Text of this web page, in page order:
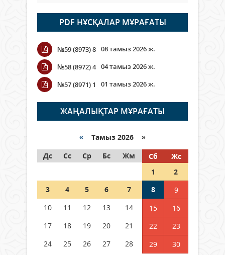
Open Air: Қызылорда облысы
полиция департаменті 20
мыңнан астам көрерменнің
қауіпсіздігін қамтамасыз етті
06 тамыз 2026 ж.
Wi-Fi ҚАБЫРҒА АРҚЫЛЫ ҚАЛАЙ
ӨТЕДІ?
06 тамыз 2026 ж. 263
граждане Казахстана,
05 тамыз 2026 ж. 144
Шетелде жүрген Қазақстан
азаматтары қалай дауыс бере
PDF НҰСҚАЛАР МҰРАҒАТЫ
№59 (8973) 8 08 тамыз 2026 ж.
№58 (8972) 4 04 тамыз 2026 ж.
№57 (8971) 1
01 тамыз 2026 ж.
ЖАҢАЛЫҚТАР МҰРАҒАТЫ
« Тамыз 2026 »
Дс
Сс Ср Бс Жм Сб
Жс
1
2
3
4 5 6 7 8
9
10
11 12 13 14 15
16
17
18 19 20 21 22
23
24
25 26 27 28 29
30